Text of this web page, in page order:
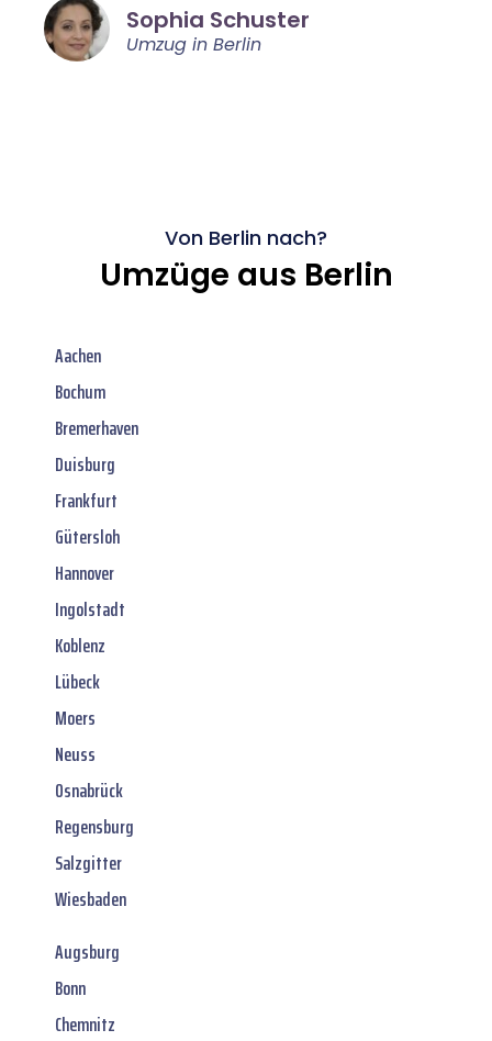
Sophia Schuster
Umzug in Berlin
Von Berlin nach?
Umzüge aus Berlin
Aachen
Bochum
Bremerhaven
Duisburg
Frankfurt
Gütersloh
Hannover
Ingolstadt
Koblenz
Lübeck
Moers
Neuss
Osnabrück
Regensburg
Salzgitter
Wiesbaden
Augsburg
Bonn
Chemnitz